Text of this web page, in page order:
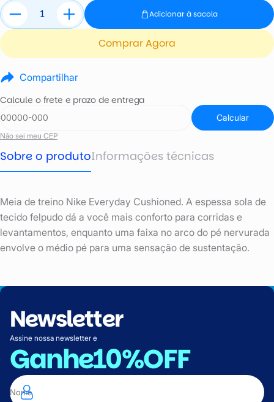
Adicionar à sacola
Comprar Agora
Compartilhar
Calcule o frete e prazo de entrega
Calcular
Não sei meu CEP
Sobre o produtoInformações técnicas
Meia de treino Nike Everyday Cushioned. A espessa sola de
tecido felpudo dá a você mais conforto para corridas e
levantamentos, enquanto uma faixa no arco do pé nervurada
envolve o médio pé para uma sensação de sustentação.
Newsletter
Assine nossa newsletter e
Ganhe10%OFF